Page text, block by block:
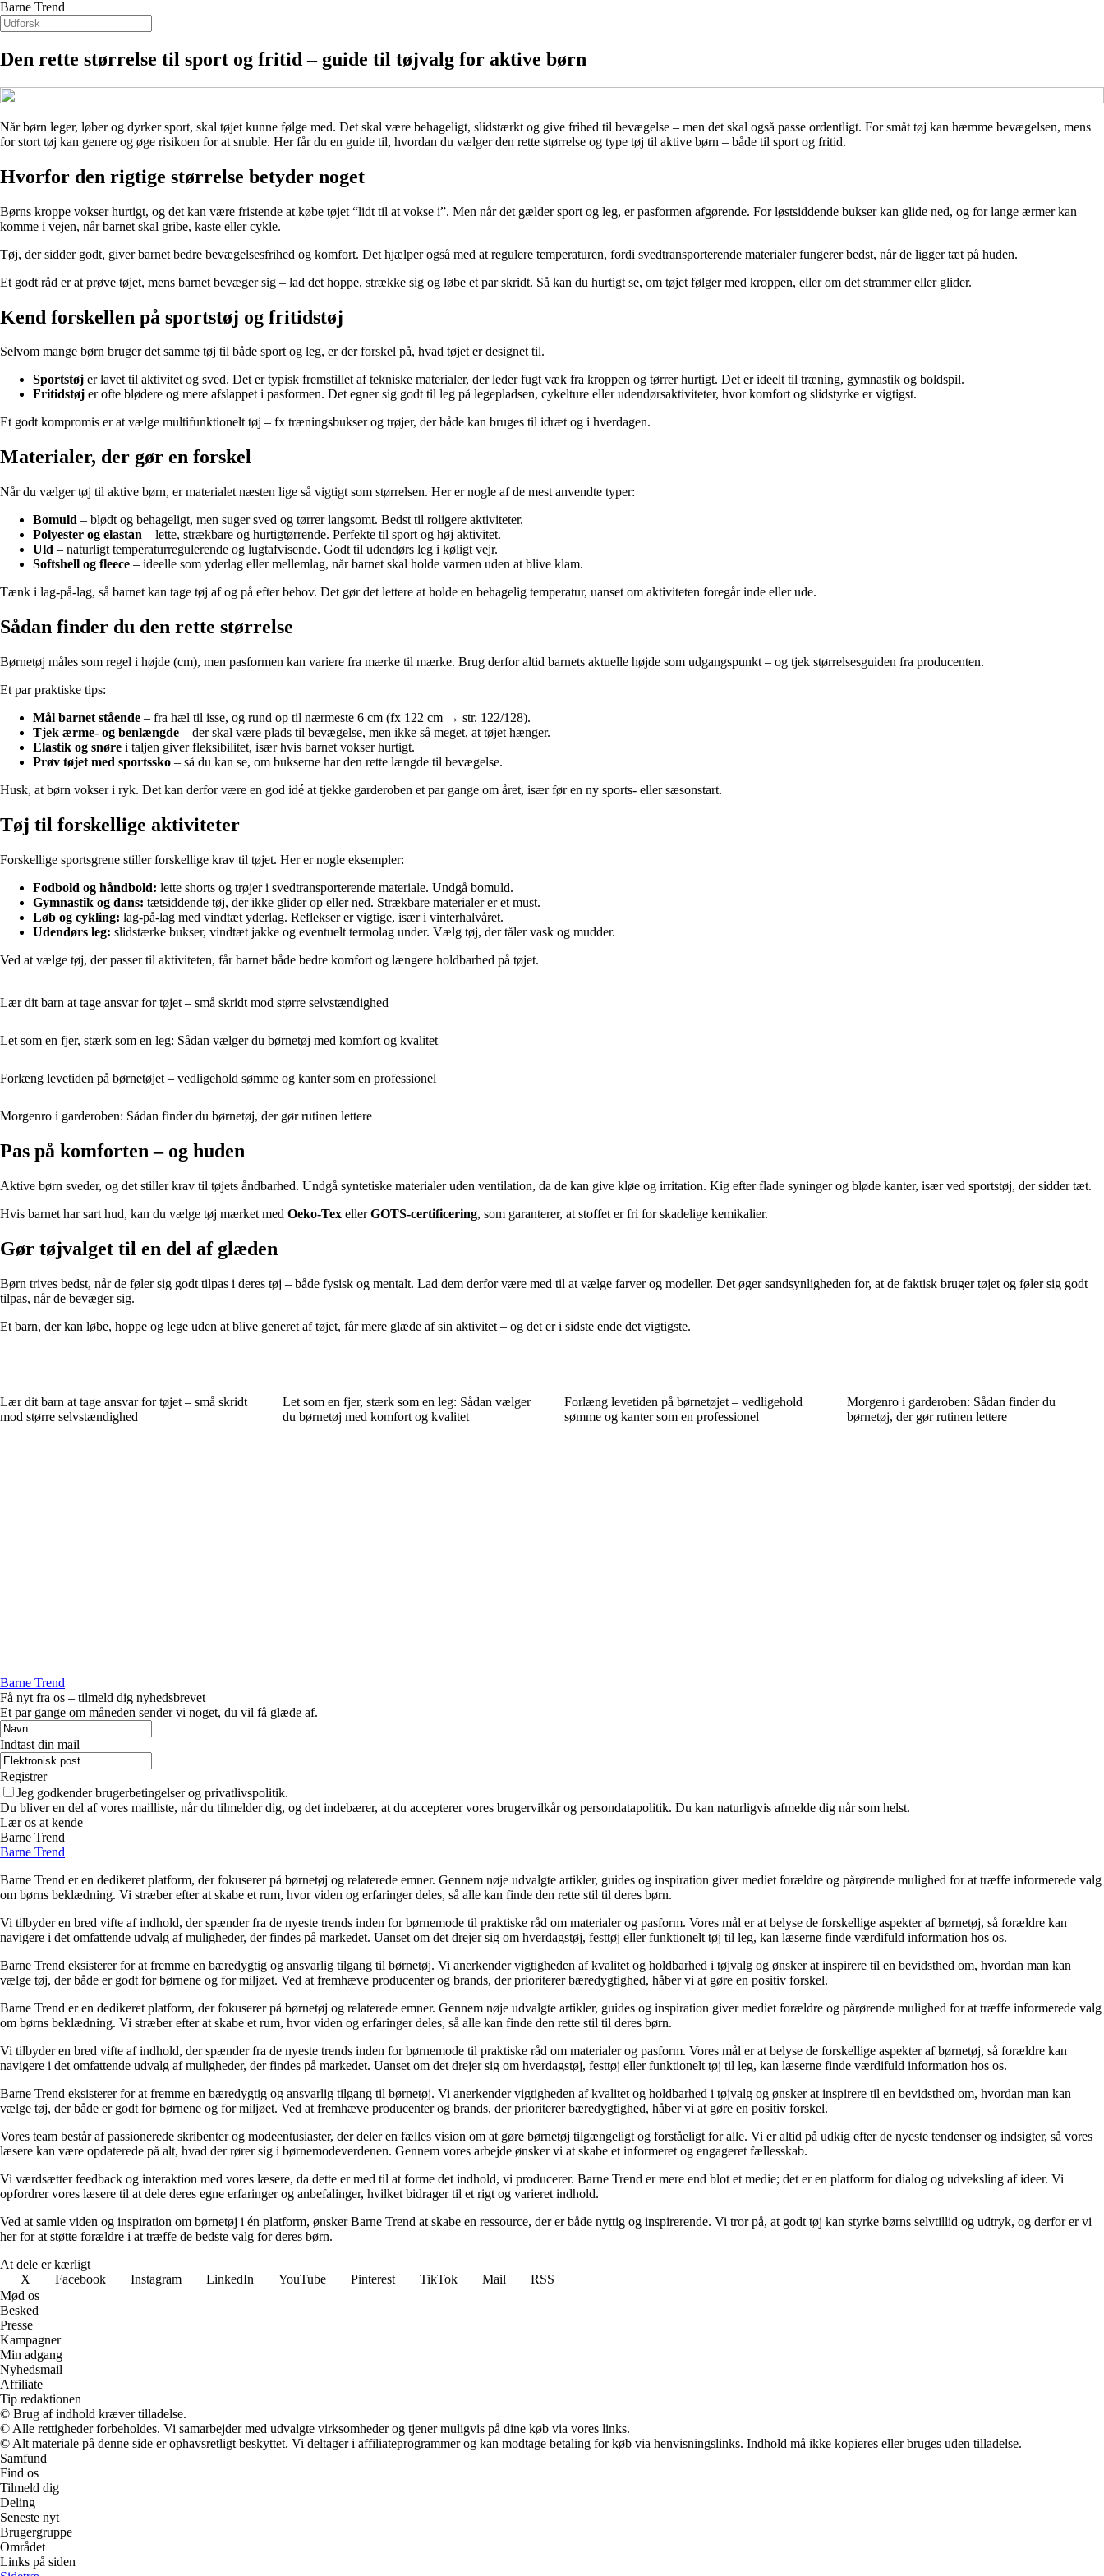
Barne Trend
Den rette størrelse til sport og fritid – guide til tøjvalg for aktive børn
Når børn leger, løber og dyrker sport, skal tøjet kunne følge med. Det skal være behageligt, slidstærkt og give frihed til bevægelse – men det skal også passe ordentligt. For småt tøj kan hæmme bevægelsen, mens
for stort tøj kan genere og øge risikoen for at snuble. Her får du en guide til, hvordan du vælger den rette størrelse og type tøj til aktive børn – både til sport og fritid.
Hvorfor den rigtige størrelse betyder noget
Børns kroppe vokser hurtigt, og det kan være fristende at købe tøjet “lidt til at vokse i”. Men når det gælder sport og leg, er pasformen afgørende. For løstsiddende bukser kan glide ned, og for lange ærmer kan
komme i vejen, når barnet skal gribe, kaste eller cykle.
Tøj, der sidder godt, giver barnet bedre bevægelsesfrihed og komfort. Det hjælper også med at regulere temperaturen, fordi svedtransporterende materialer fungerer bedst, når de ligger tæt på huden.
Et godt råd er at prøve tøjet, mens barnet bevæger sig – lad det hoppe, strække sig og løbe et par skridt. Så kan du hurtigt se, om tøjet følger med kroppen, eller om det strammer eller glider.
Kend forskellen på sportstøj og fritidstøj
Selvom mange børn bruger det samme tøj til både sport og leg, er der forskel på, hvad tøjet er designet til.
Sportstøj er lavet til aktivitet og sved. Det er typisk fremstillet af tekniske materialer, der leder fugt væk fra kroppen og tørrer hurtigt. Det er ideelt til træning, gymnastik og boldspil.
Fritidstøj er ofte blødere og mere afslappet i pasformen. Det egner sig godt til leg på legepladsen, cykelture eller udendørsaktiviteter, hvor komfort og slidstyrke er vigtigst.
Et godt kompromis er at vælge multifunktionelt tøj – fx træningsbukser og trøjer, der både kan bruges til idræt og i hverdagen.
Materialer, der gør en forskel
Når du vælger tøj til aktive børn, er materialet næsten lige så vigtigt som størrelsen. Her er nogle af de mest anvendte typer:
Bomuld – blødt og behageligt, men suger sved og tørrer langsomt. Bedst til roligere aktiviteter.
Polyester og elastan – lette, strækbare og hurtigtørrende. Perfekte til sport og høj aktivitet.
Uld – naturligt temperaturregulerende og lugtafvisende. Godt til udendørs leg i køligt vejr.
Softshell og fleece – ideelle som yderlag eller mellemlag, når barnet skal holde varmen uden at blive klam.
Tænk i lag-på-lag, så barnet kan tage tøj af og på efter behov. Det gør det lettere at holde en behagelig temperatur, uanset om aktiviteten foregår inde eller ude.
Sådan finder du den rette størrelse
Børnetøj måles som regel i højde (cm), men pasformen kan variere fra mærke til mærke. Brug derfor altid barnets aktuelle højde som udgangspunkt – og tjek størrelsesguiden fra producenten.
Et par praktiske tips:
Mål barnet stående – fra hæl til isse, og rund op til nærmeste 6 cm (fx 122 cm → str. 122/128).
Tjek ærme- og benlængde – der skal være plads til bevægelse, men ikke så meget, at tøjet hænger.
Elastik og snøre i taljen giver fleksibilitet, især hvis barnet vokser hurtigt.
Prøv tøjet med sportssko – så du kan se, om bukserne har den rette længde til bevægelse.
Husk, at børn vokser i ryk. Det kan derfor være en god idé at tjekke garderoben et par gange om året, især før en ny sports- eller sæsonstart.
Tøj til forskellige aktiviteter
Forskellige sportsgrene stiller forskellige krav til tøjet. Her er nogle eksempler:
Fodbold og håndbold: lette shorts og trøjer i svedtransporterende materiale. Undgå bomuld.
Gymnastik og dans: tætsiddende tøj, der ikke glider op eller ned. Strækbare materialer er et must.
Løb og cykling: lag-på-lag med vindtæt yderlag. Reflekser er vigtige, især i vinterhalvåret.
Udendørs leg: slidstærke bukser, vindtæt jakke og eventuelt termolag under. Vælg tøj, der tåler vask og mudder.
Ved at vælge tøj, der passer til aktiviteten, får barnet både bedre komfort og længere holdbarhed på tøjet.
Lær dit barn at tage ansvar for tøjet – små skridt mod større selvstændighed
Let som en fjer, stærk som en leg: Sådan vælger du børnetøj med komfort og kvalitet
Forlæng levetiden på børnetøjet – vedligehold sømme og kanter som en professionel
Morgenro i garderoben: Sådan finder du børnetøj, der gør rutinen lettere
Pas på komforten – og huden
Aktive børn sveder, og det stiller krav til tøjets åndbarhed. Undgå syntetiske materialer uden ventilation, da de kan give kløe og irritation. Kig efter flade syninger og bløde kanter, især ved sportstøj, der sidder tæt.
Hvis barnet har sart hud, kan du vælge tøj mærket med Oeko-Tex ellerGOTS-certificering, som garanterer, at stoffet er fri for skadelige kemikalier.
Gør tøjvalget til en del af glæden
Børn trives bedst, når de føler sig godt tilpas i deres tøj – både fysisk og mentalt. Lad dem derfor være med til at vælge farver og modeller. Det øger sandsynligheden for, at de faktisk bruger tøjet og føler sig godt
tilpas, når de bevæger sig.
Et barn, der kan løbe, hoppe og lege uden at blive generet af tøjet, får mere glæde af sin aktivitet – og det er i sidste ende det vigtigste.
Lær dit barn at tage ansvar for tøjet – små skridt
mod større selvstændighed
Let som en fjer, stærk som en leg: Sådan vælger
du børnetøj med komfort og kvalitet
Forlæng levetiden på børnetøjet – vedligehold
sømme og kanter som en professionel
Morgenro i garderoben: Sådan finder du
børnetøj, der gør rutinen lettere
Barne Trend
Få nyt fra os – tilmeld dig nyhedsbrevet
Et par gange om måneden sender vi noget, du vil få glæde af.
Indtast din mail
Registrer
Jeg godkender brugerbetingelser og privatlivspolitik.
Du bliver en del af vores mailliste, når du tilmelder dig, og det indebærer, at du accepterer vores brugervilkår og persondatapolitik. Du kan naturligvis afmelde dig når som helst.
Lær os at kende
Barne Trend
Barne Trend
Barne Trend er en dedikeret platform, der fokuserer på børnetøj og relaterede emner. Gennem nøje udvalgte artikler, guides og inspiration giver mediet forældre og pårørende mulighed for at træffe informerede valg
om børns beklædning. Vi stræber efter at skabe et rum, hvor viden og erfaringer deles, så alle kan finde den rette stil til deres børn.
Vi tilbyder en bred vifte af indhold, der spænder fra de nyeste trends inden for børnemode til praktiske råd om materialer og pasform. Vores mål er at belyse de forskellige aspekter af børnetøj, så forældre kan
navigere i det omfattende udvalg af muligheder, der findes på markedet. Uanset om det drejer sig om hverdagstøj, festtøj eller funktionelt tøj til leg, kan læserne finde værdifuld information hos os.
Barne Trend eksisterer for at fremme en bæredygtig og ansvarlig tilgang til børnetøj. Vi anerkender vigtigheden af kvalitet og holdbarhed i tøjvalg og ønsker at inspirere til en bevidsthed om, hvordan man kan
vælge tøj, der både er godt for børnene og for miljøet. Ved at fremhæve producenter og brands, der prioriterer bæredygtighed, håber vi at gøre en positiv forskel.
Barne Trend er en dedikeret platform, der fokuserer på børnetøj og relaterede emner. Gennem nøje udvalgte artikler, guides og inspiration giver mediet forældre og pårørende mulighed for at træffe informerede valg
om børns beklædning. Vi stræber efter at skabe et rum, hvor viden og erfaringer deles, så alle kan finde den rette stil til deres børn.
Vi tilbyder en bred vifte af indhold, der spænder fra de nyeste trends inden for børnemode til praktiske råd om materialer og pasform. Vores mål er at belyse de forskellige aspekter af børnetøj, så forældre kan
navigere i det omfattende udvalg af muligheder, der findes på markedet. Uanset om det drejer sig om hverdagstøj, festtøj eller funktionelt tøj til leg, kan læserne finde værdifuld information hos os.
Barne Trend eksisterer for at fremme en bæredygtig og ansvarlig tilgang til børnetøj. Vi anerkender vigtigheden af kvalitet og holdbarhed i tøjvalg og ønsker at inspirere til en bevidsthed om, hvordan man kan
vælge tøj, der både er godt for børnene og for miljøet. Ved at fremhæve producenter og brands, der prioriterer bæredygtighed, håber vi at gøre en positiv forskel.
Vores team består af passionerede skribenter og modeentusiaster, der deler en fælles vision om at gøre børnetøj tilgængeligt og forståeligt for alle. Vi er altid på udkig efter de nyeste tendenser og indsigter, så vores
læsere kan være opdaterede på alt, hvad der rører sig i børnemodeverdenen. Gennem vores arbejde ønsker vi at skabe et informeret og engageret fællesskab.
Vi værdsætter feedback og interaktion med vores læsere, da dette er med til at forme det indhold, vi producerer. Barne Trend er mere end blot et medie; det er en platform for dialog og udveksling af ideer. Vi
opfordrer vores læsere til at dele deres egne erfaringer og anbefalinger, hvilket bidrager til et rigt og varieret indhold.
Ved at samle viden og inspiration om børnetøj i én platform, ønsker Barne Trend at skabe en ressource, der er både nyttig og inspirerende. Vi tror på, at godt tøj kan styrke børns selvtillid og udtryk, og derfor er vi
her for at støtte forældre i at træffe de bedste valg for deres børn.
At dele er kærligt
X
Facebook Instagram LinkedIn YouTube Pinterest TikTok Mail
RSS
Mød os
Besked
Presse
Kampagner
Min adgang
Nyhedsmail
Affiliate
Tip redaktionen
© Brug af indhold kræver tilladelse.
© Alle rettigheder forbeholdes. Vi samarbejder med udvalgte virksomheder og tjener muligvis på dine køb via vores links.
© Alt materiale på denne side er ophavsretligt beskyttet. Vi deltager i affiliateprogrammer og kan modtage betaling for køb via henvisningslinks. Indhold må ikke kopieres eller bruges uden tilladelse.
Samfund
Find os
Tilmeld dig
Deling
Seneste nyt
Brugergruppe
Området
Links på siden